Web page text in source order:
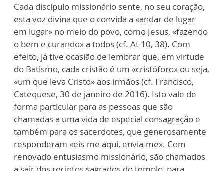
Cada discípulo missionário sente, no seu coração,
esta voz divina que o convida a «andar de lugar
em lugar» no meio do povo, como Jesus, «fazendo
o bem e curando» a todos (cf. At 10, 38). Com
efeito, já tive ocasião de lembrar que, em virtude
do Batismo, cada cristão é um «cristóforo» ou seja,
«um que leva Cristo» aos irmãos (cf. Francisco,
Catequese, 30 de janeiro de 2016). Isto vale de
forma particular para as pessoas que são
chamadas a uma vida de especial consagração e
também para os sacerdotes, que generosamente
responderam «eis-me aqui, envia-me». Com
renovado entusiasmo missionário, são chamados